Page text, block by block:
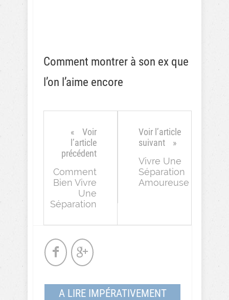
Comment montrer à son ex que
l’on l’aime encore
Voir
l’article
précédent
Comment
Bien Vivre
Une
Séparation
Voir l’article
suivant
Vivre Une
Séparation
Amoureuse
A LIRE IMPÉRATIVEMENT